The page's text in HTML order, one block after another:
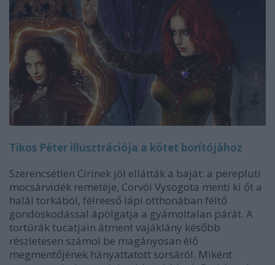
Tikos Péter illusztrációja a kötet borítójához
Szerencsétlen Cirinek jól ellátták a baját: a perepluti
mocsárvidék remetéje, Corvói Vysogota menti ki őt a
halál torkából, félreeső lápi otthonában féltő
gondoskodással ápolgatja a gyámoltalan párát. A
tortúrák tucatjain átment vajáklány később
részletesen számol be magányosan élő
megmentőjének hányattatott sorsáról. Miként